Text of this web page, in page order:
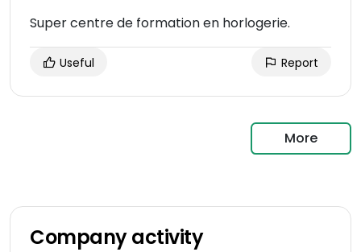
Super centre de formation en horlogerie.
Useful Report
More
Company activity